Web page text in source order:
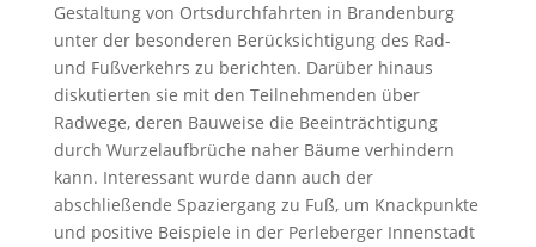
Gestaltung von Ortsdurchfahrten in Brandenburg
unter der besonderen Berücksichtigung des Rad-
und Fußverkehrs zu berichten. Darüber hinaus
diskutierten sie mit den Teilnehmenden über
Radwege, deren Bauweise die Beeinträchtigung
durch Wurzelaufbrüche naher Bäume verhindern
kann. Interessant wurde dann auch der
abschließende Spaziergang zu Fuß, um Knackpunkte
und positive Beispiele in der Perleberger Innenstadt